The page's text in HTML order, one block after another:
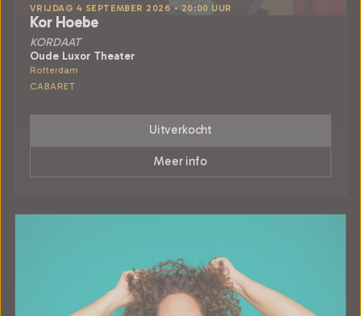
VRIJDAG 4 SEPTEMBER 2026 • 20:00 UUR
Kor Hoebe
KORDAAT
Oude Luxor Theater
Rotterdam
CABARET
Uitverkocht
Meer info